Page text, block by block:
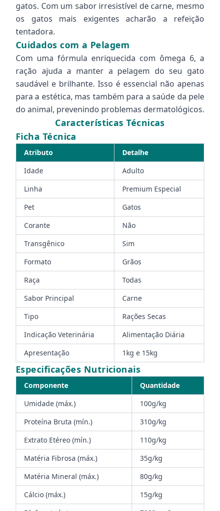
gatos. Com um sabor irresistível de carne, mesmo
os gatos mais exigentes acharão a refeição
tentadora.
Cuidados com a Pelagem
Com uma fórmula enriquecida com ômega 6, a
ração ajuda a manter a pelagem do seu gato
saudável e brilhante. Isso é essencial não apenas
para a estética, mas também para a saúde da pele
do animal, prevenindo problemas dermatológicos.
Características Técnicas
Ficha Técnica
Atributo
Detalhe
Idade
Adulto
Linha
Premium Especial
Pet
Gatos
Corante
Não
Transgênico
Sim
Formato
Grãos
Raça
Todas
Sabor Principal
Carne
Tipo
Rações Secas
Indicação Veterinária
Alimentação Diária
Apresentação
1kg e 15kg
Especificações Nutricionais
Componente
Quantidade
Umidade (máx.)
100g/kg
Proteína Bruta (mín.)
310g/kg
Extrato Etéreo (mín.)
110g/kg
Matéria Fibrosa (máx.)
35g/kg
Matéria Mineral (máx.)
80g/kg
Cálcio (máx.)
15g/kg